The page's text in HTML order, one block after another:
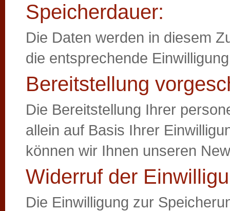
Speicherdauer:
Die Daten werden in diesem
die entsprechende
Bereitstellung
Die Bereitstellung Ihrer
allein auf Basis Ihrer
können wir Ihnen unseren
Widerruf der
Die Einwilligung zur